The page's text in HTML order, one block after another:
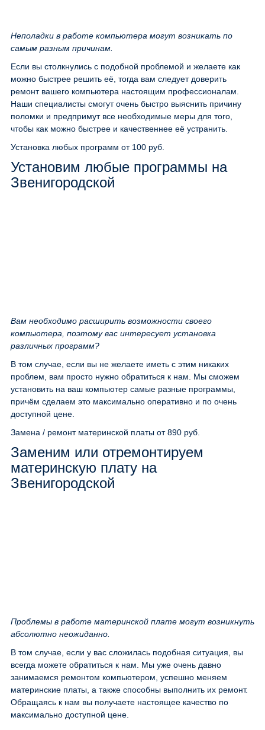
Неполадки в работе компьютера могут возникать по
самым разным причинам.
Если вы столкнулись с подобной проблемой и желаете как
можно быстрее решить её, тогда вам следует доверить
ремонт вашего компьютера настоящим профессионалам.
Наши специалисты смогут очень быстро выяснить причину
поломки и предпримут все необходимые меры для того,
чтобы как можно быстрее и качественнее её устранить.
Установка любых программ от 100 руб.
Установим любые программы на
Звенигородской
Вам необходимо расширить возможности своего
компьютера, поэтому вас интересует установка
различных программ?
В том случае, если вы не желаете иметь с этим никаких
проблем, вам просто нужно обратиться к нам. Мы сможем
установить на ваш компьютер самые разные программы,
причём сделаем это максимально оперативно и по очень
доступной цене.
Замена / ремонт материнской платы от 890 руб.
Заменим или отремонтируем
материнскую плату на
Звенигородской
Проблемы в работе материнской плате могут возникнуть
абсолютно неожиданно.
В том случае, если у вас сложилась подобная ситуация, вы
всегда можете обратиться к нам. Мы уже очень давно
занимаемся ремонтом компьютером, успешно меняем
материнские платы, а также способны выполнить их ремонт.
Обращаясь к нам вы получаете настоящее качество по
максимально доступной цене.